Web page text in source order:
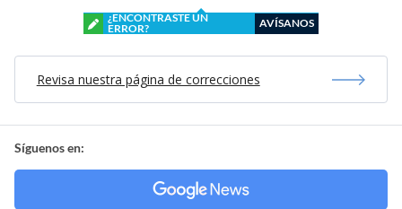
¿ENCONTRASTE UN
ERROR?
AVÍSANOS
Revisa nuestra página de correcciones
Síguenos en: